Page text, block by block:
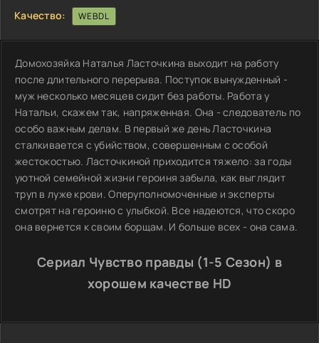
Качество:
WEBDL
Домохозяйка Наталья Ласточкина выходит на работу
после длительного перерыва. Поступок вынужденный -
муж несколько месяцев сидит без работы. Работа у
Натальи, скажем так, напряженная. Она - следователь по
особо важным делам. В первый же день Ласточкина
сталкивается с убийством, совершенным с особой
жестокостью. Ласточкиной приходится тяжело: за годы
уютной семейной жизни героиня забыла, как выглядит
труп в луже крови. Оперуполномоченные и эксперты
смотрят на героиню с улыбкой. Все надеются, что скоро
она вернется к своим борщам. И больше всех - она сама.
Сериал Чувство правды (1-5 Сезон) в
хорошем качестве HD